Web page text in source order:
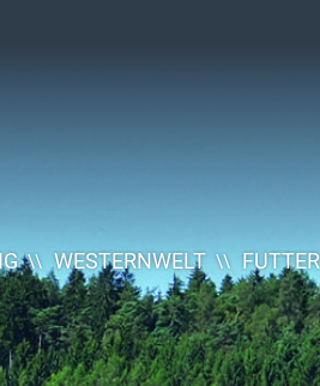
WESTERNWELT FUTTER